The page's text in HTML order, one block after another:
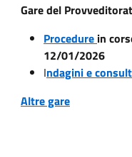
Gare del
Procedure in
12/01/2026
Indagini e
Altre gare